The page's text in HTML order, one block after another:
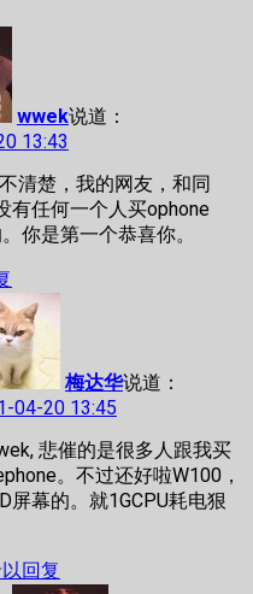
wwek说道：
13:43
清楚，我的网友，和同
有任何一个人买ophone
你是第一个恭喜你。
梅达华说道：
04-20 13:45
悲催的是很多人跟我买
。不过还好啦W100，
屏幕的。就1GCPU耗电狠
回复